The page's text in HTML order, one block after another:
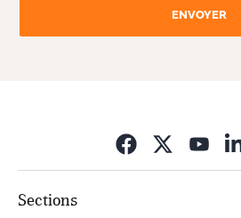
ENVOYER
Sections